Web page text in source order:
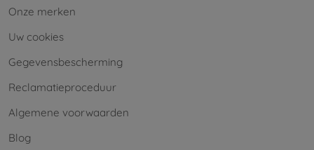
Onze merken
Uw cookies
Gegevensbescherming
Reclamatieproceduur
Algemene voorwaarden
Blog